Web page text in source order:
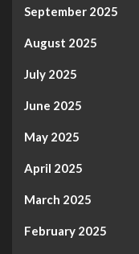
September 2025
August 2025
July 2025
June 2025
May 2025
April 2025
March 2025
February 2025